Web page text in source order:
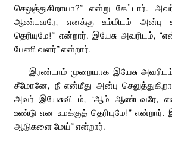
செலுத்துகிறாயா?” என்று கேட்டார்.
ஆண்டவரே, எனக்கு உம்மிடம் அன்பு
தெரியுமே!” என்றார். இயேசு அவரிடம்,
பேணி வளர்” என்றார்.
இரண்டாம் முறையாக இயேசு
சீமோனே, நீ என்மீது அன்பு
அவர் இயேசுவிடம், “ஆம் ஆண்டவரே,
உண்டு என உமக்குத் தெரியுமே!” என்றார்.
ஆடுகளை மேய்” என்றார்.